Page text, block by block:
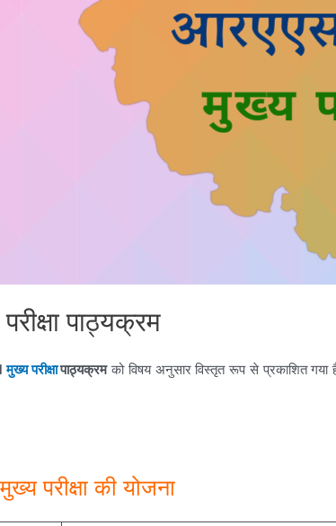
पाठ्यक्रम
मुख्य परीक्षापाठ्यक्रमको विषय अनुसार विस्तृत रूप से प्रकाशित गया
परीक्षा की योजना